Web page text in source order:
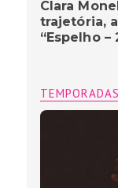
Clara
trajetória,
“Espelho –
TEMPORADAS